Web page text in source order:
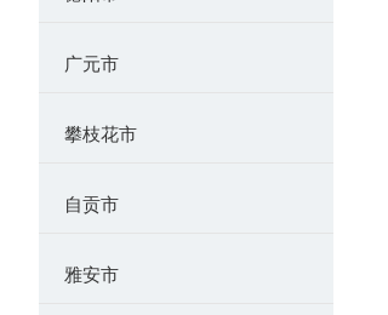
广元市
攀枝花市
自贡市
雅安市